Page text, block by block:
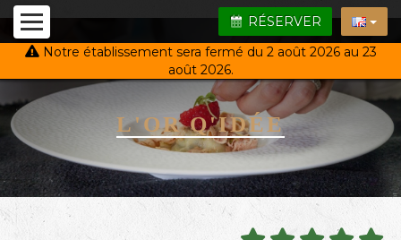
RÉSERVER
Notre établissement sera fermé du 2 août 2026 au 23
août 2026.
L'OR Q'IDÉE